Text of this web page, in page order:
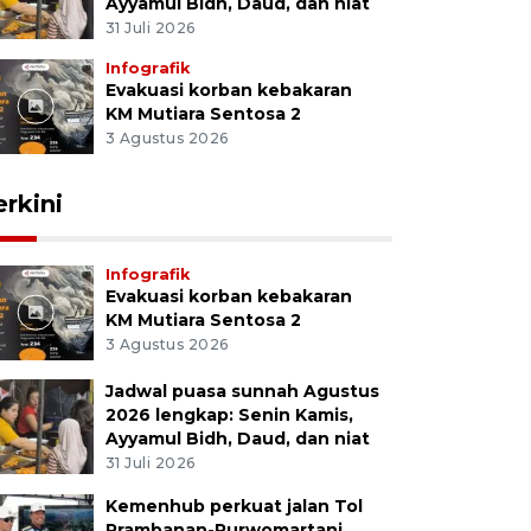
31 Juli 2026
Infografik
Evakuasi korban kebakaran
KM Mutiara Sentosa 2
3 Agustus 2026
Infografik
Evakuasi korban kebakaran
KM Mutiara Sentosa 2
3 Agustus 2026
Jadwal puasa sunnah Agustus
2026 lengkap: Senin Kamis,
Ayyamul Bidh, Daud, dan niat
31 Juli 2026
Kemenhub perkuat jalan Tol